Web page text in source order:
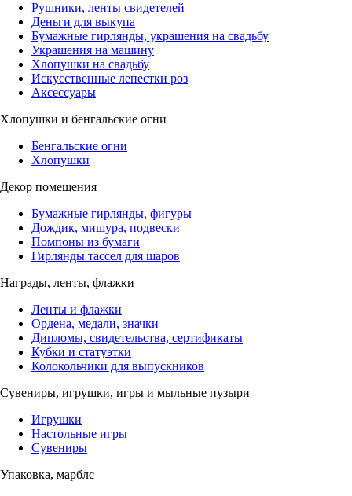
Рушники, ленты свидетелей
Деньги для выкупа
Бумажные гирлянды, украшения на свадьбу
Украшения на машину
Хлопушки на свадьбу
Искусственные лепестки роз
Аксессуары
Хлопушки и бенгальские огни
Бенгальские огни
Хлопушки
Декор помещения
Бумажные гирлянды, фигуры
Дождик, мишура, подвески
Помпоны из бумаги
Гирлянды тассел для шаров
Награды, ленты, флажки
Ленты и флажки
Ордена, медали, значки
Дипломы, свидетельства, сертификаты
Кубки и статуэтки
Колокольчики для выпускников
Сувениры, игрушки, игры и мыльные пузыри
Игрушки
Настольные игры
Сувениры
Упаковка, марблс